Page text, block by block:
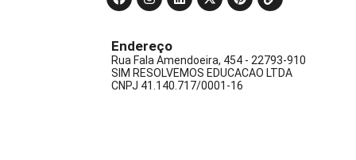
Endereço
Rua Fala Amendoeira, 454 - 22793-910
SIM RESOLVEMOS EDUCACAO LTDA
CNPJ 41.140.717/0001-16